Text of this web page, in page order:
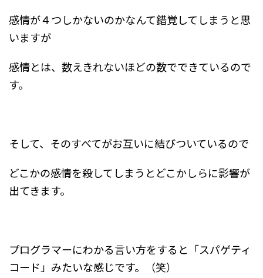
感情が４つしかないのかなんて錯覚してしまうと思
いますが
感情とは、数えきれないほどの数でできているので
す。
そして、そのすべてがお互いに結びついているので
どこかの感情を殺してしまうとどこかしらに影響が
出てきます。
プログラマーにわかる言い方をすると「スパゲティ
コード」みたいな感じです。（笑）